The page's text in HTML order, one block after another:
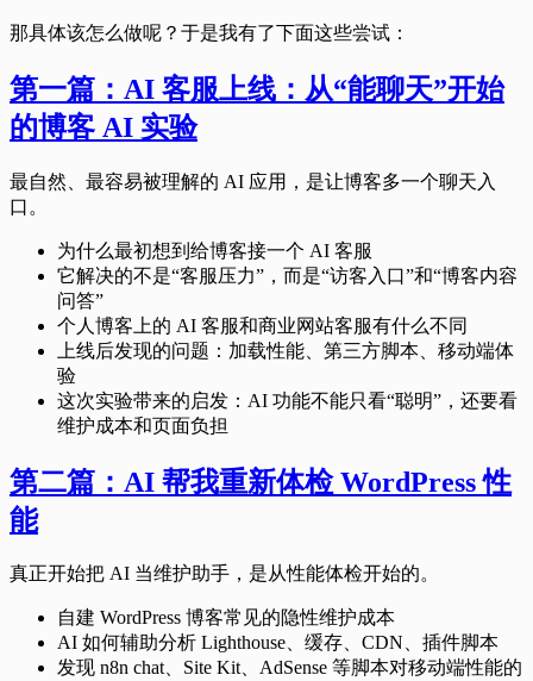
那具体该怎么做呢？于是我有了下面这些尝试：
第一篇：AI 客服上线：从“能聊天”开始
的博客 AI 实验
最自然、最容易被理解的 AI 应用，是让博客多一个聊天入
口。
为什么最初想到给博客接一个 AI 客服
它解决的不是“客服压力”，而是“访客入口”和“博客内容
问答”
个人博客上的 AI 客服和商业网站客服有什么不同
上线后发现的问题：加载性能、第三方脚本、移动端体
验
这次实验带来的启发：AI 功能不能只看“聪明”，还要看
维护成本和页面负担
第二篇：AI 帮我重新体检 WordPress 性
能
真正开始把 AI 当维护助手，是从性能体检开始的。
自建 WordPress 博客常见的隐性维护成本
AI 如何辅助分析 Lighthouse、缓存、CDN、插件脚本
发现 n8n chat、Site Kit、AdSense 等脚本对移动端性能的